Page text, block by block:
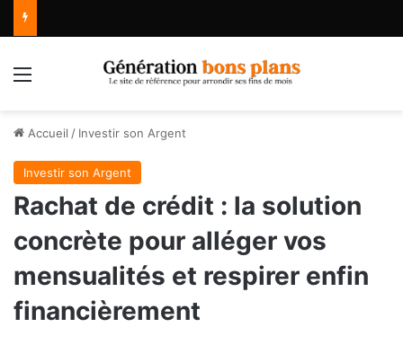
Menu
Accueil / Investir son Argent
Investir son Argent
Rachat de crédit : la solution
concrète pour alléger vos
mensualités et respirer enfin
financièrement